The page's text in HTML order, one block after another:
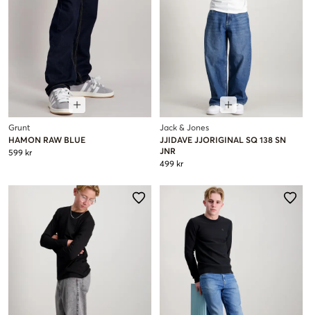
Grunt
HAMON RAW BLUE
599 kr
Jack & Jones
JJIDAVE JJORIGINAL SQ 138 SN
JNR
499 kr